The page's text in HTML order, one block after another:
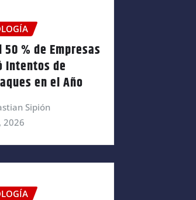
50 % de Empresas
Intentos de
en el Año
Sipión
2026